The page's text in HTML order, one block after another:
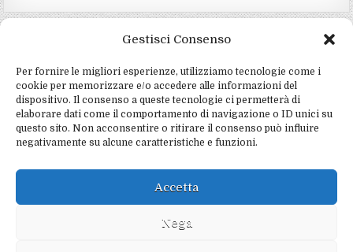
Gestisci Consenso
Per fornire le migliori esperienze, utilizziamo tecnologie come i
cookie per memorizzare e/o accedere alle informazioni del
dispositivo. Il consenso a queste tecnologie ci permetterà di
elaborare dati come il comportamento di navigazione o ID unici su
questo sito. Non acconsentire o ritirare il consenso può influire
negativamente su alcune caratteristiche e funzioni.
Accetta
Nega
CATEGORIE DEL SITO
Criptovalute e mining (3)
Hardware e software(4)
Informatica e programmazione(4)